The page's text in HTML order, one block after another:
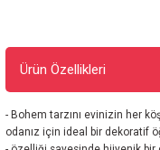
Ürün Özellikleri
- Bohem tarzını evinizin her
odanız için ideal bir dekoratif